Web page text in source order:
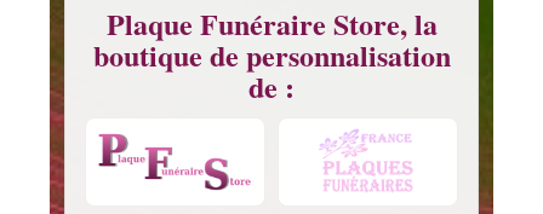
Plaque Funéraire Store, la
boutique de personnalisation
de :